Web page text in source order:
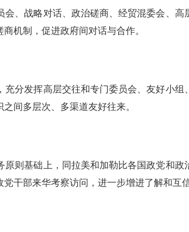
、战略对话、政治磋商、经贸混委会、高
机制，促进政府间对话与合作。
分发挥高层交往和专门委员会、友好小组
间多层次、多渠道友好往来。
则基础上，同拉美和加勒比各国政党和政
干部来华考察访问，进一步增进了解和互信